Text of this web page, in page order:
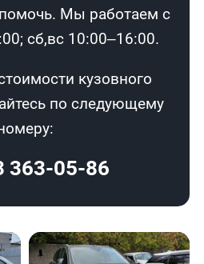
Мы работаем с
сб,вс 10:00–16:00.
кузовного
по следующему
363-05-86